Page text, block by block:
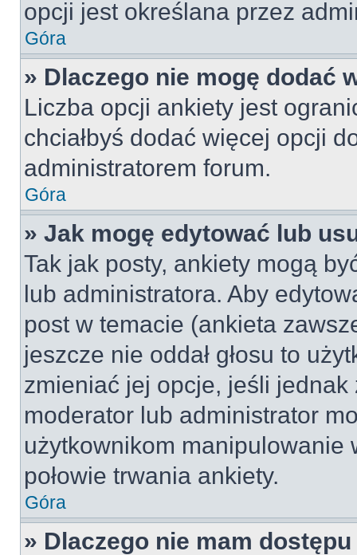
opcji jest określana przez
Góra
» Dlaczego nie mogę dodać
Liczba opcji ankiety jest
chciałbyś dodać więcej opcji
administratorem forum.
Góra
» Jak mogę edytować lub
Tak jak posty, ankiety mogą
lub administratora. Aby
post w temacie (ankieta
jeszcze nie oddał głosu to
zmieniać jej opcje, jeśli jednak
moderator lub administrator
użytkownikom manipulowanie
połowie trwania ankiety.
Góra
» Dlaczego nie mam